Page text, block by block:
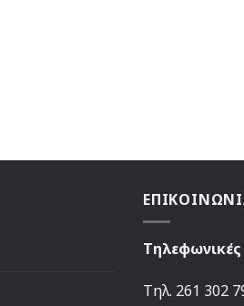
Τηλεφωνικές
Τηλ. 261 302